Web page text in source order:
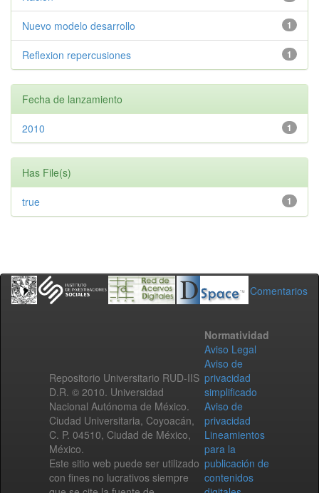
1
Nuevo modelo desarrollo
1
Reflexion repercusiones
Fecha de lanzamiento
1
2010
Has File(s)
1
true
Comentarios
Repositorio Universitario RUD-IIS
D.R. © 2010. Universidad
Nacional Autónoma de México.
Ciudad Universitaria, Coyoacán,
C. P. 04510, Ciudad de México,
México.
Este sitio web puede ser utilizado
con fines no lucrativos siempre
Normatividad
Aviso Legal
Aviso de
privacidad
simplificado
Aviso de
privacidad
Lineamientos
para la
publicación de
contenidos